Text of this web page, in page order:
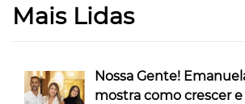
Mais Lidas
Nossa Gente!
mostra como crescer